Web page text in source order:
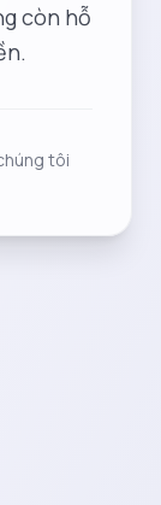
còn hỗ
tôi